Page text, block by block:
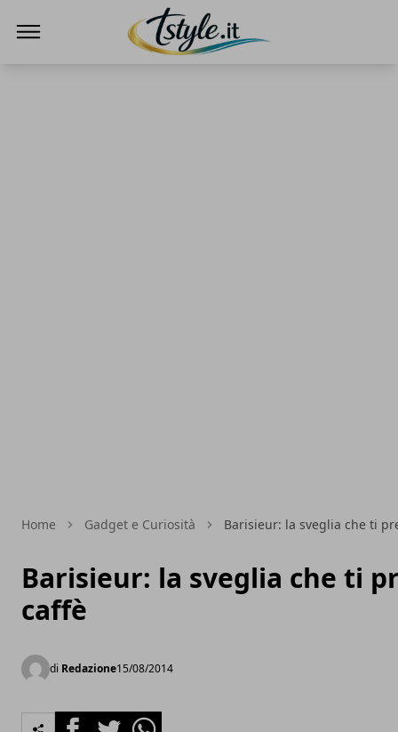
Home Gadget e Curiosità Barisieur: la sveglia che ti
Barisieur: la sveglia che ti
caffè
di Redazione15/08/2014
FacebookTwitterWhatsapp